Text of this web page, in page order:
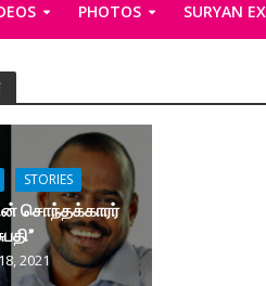
PHOTOS SURYAN
STORIES
சொந்தக்காரர்
2021